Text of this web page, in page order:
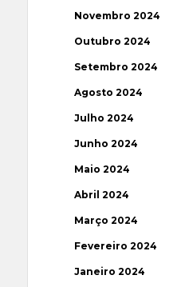
Novembro 2024
Outubro 2024
Setembro 2024
Agosto 2024
Julho 2024
Junho 2024
Maio 2024
Abril 2024
Março 2024
Fevereiro 2024
Janeiro 2024